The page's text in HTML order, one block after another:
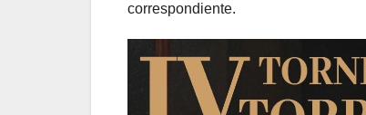
correspondiente.